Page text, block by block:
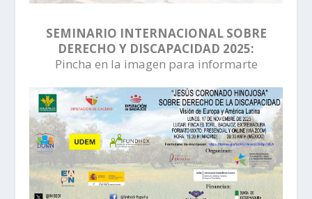
SEMINARIO INTERNACIONAL SOBRE
DERECHO Y DISCAPACIDAD 2025:
Pincha en la imagen para informarte